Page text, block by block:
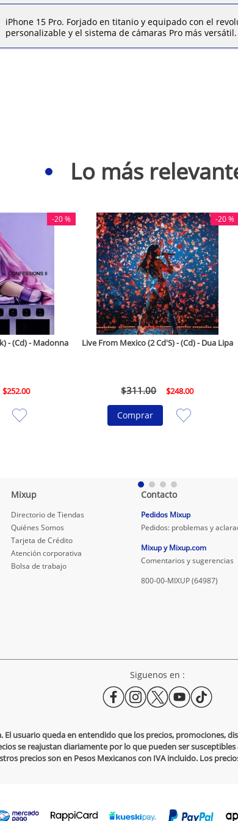
Apple Watch o los AirPods.
FUNCIONALIDAD ESENCIAL
Choques, el iPhone puede
iPhone 15 Pro. Forjado en titanio y equipado con el
personalizable y el sistema de cámaras Pro más versátil.
Lo más
-20 %
- (Cd) - Madonna
$252.00
-20 %
Live From Mexico (2 Cd'S) - (Cd) - Dua Lipa
$311.00 $248.00
Comprar
Mixup
Directorio de Tiendas
Quiénes Somos
Tarjeta de Crédito
Atención corporativa
Bolsa de trabajo
Contacto
Pedidos Mixup
Pedidos: problemas y
Mixup y Mixup.com
Comentarios y sugerencias
800-00-MIXUP (64987)
Siguenos en :
usuario queda en entendido que los precios, promociones,
se reajustan diariamente por lo que pueden ser
precios son en Pesos Mexicanos con IVA incluido. Los